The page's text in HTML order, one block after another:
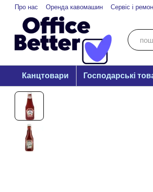
Перейти до основного контенту
Про нас Оренда кавомашин Сервіс і
Канцтовари Господарські